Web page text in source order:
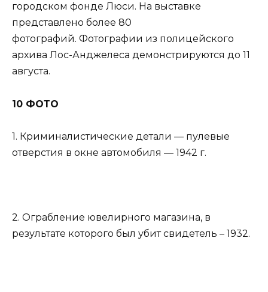
городском фонде Люси. На выставке
представлено более 80
фотографий. Фотографии из полицейского
архива Лос-Анджелеса демонстрируются до 11
августа.
10 ФОТО
1. Криминалистические детали — пулевые
отверстия в окне автомобиля — 1942 г.
2. Ограбление ювелирного магазина, в
результате которого был убит свидетель – 1932.